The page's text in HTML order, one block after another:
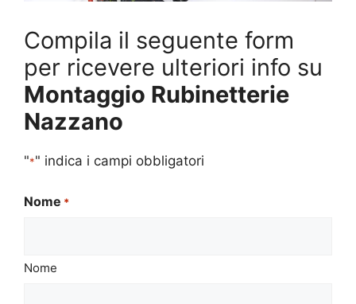
Compila il seguente form
per ricevere ulteriori info su
Montaggio Rubinetterie
Nazzano
"*" indica i campi obbligatori
Nome *
Nome